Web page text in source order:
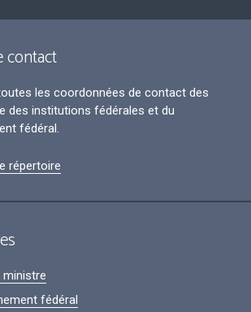
contact
les coordonnées de contact des
des institutions fédérales et du
fédéral.
répertoire
ministre
fédéral